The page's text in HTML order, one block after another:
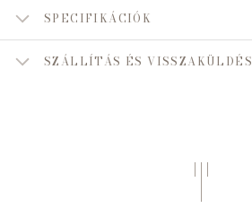
SPECIFIKÁCIÓK
SZÁLLÍTÁS ÉS VISSZAKÜLDÉS